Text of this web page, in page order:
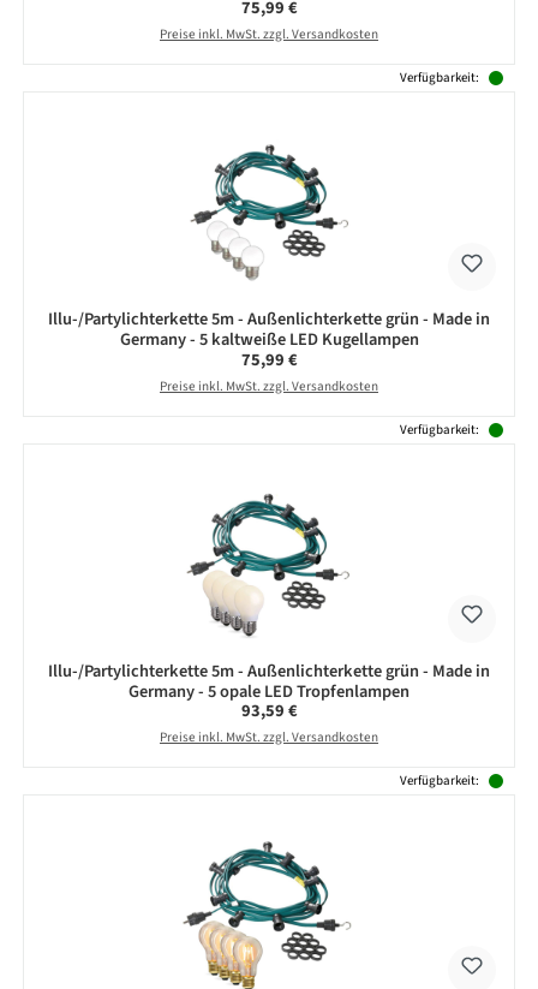
Regulärer Preis:
75,99 €
Preise inkl. MwSt. zzgl. Versandkosten
Verfügbarkeit:
Illu-/Partylichterkette 5m - Außenlichterkette grün - Made in
Germany - 5 kaltweiße LED Kugellampen
Regulärer Preis:
75,99 €
Preise inkl. MwSt. zzgl. Versandkosten
Verfügbarkeit:
Illu-/Partylichterkette 5m - Außenlichterkette grün - Made in
Germany - 5 opale LED Tropfenlampen
Regulärer Preis:
93,59 €
Preise inkl. MwSt. zzgl. Versandkosten
Verfügbarkeit: